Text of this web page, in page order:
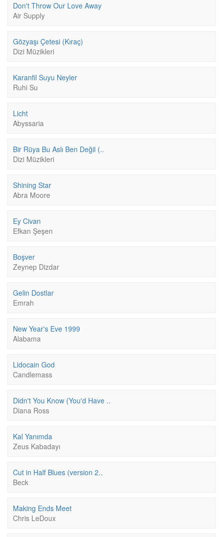
Don't Throw Our Love Away
Air Supply
Gözyaşı Çetesi (Kıraç)
Dizi Müzikleri
Karanfil Suyu Neyler
Ruhi Su
Licht
Abyssaria
Bir Rüya Bu Aslı Ben Değil (..
Dizi Müzikleri
Shining Star
Abra Moore
Ey Civan
Efkan Şeşen
Boşver
Zeynep Dizdar
Gelin Dostlar
Emrah
New Year's Eve 1999
Alabama
Lidocain God
Candlemass
Didn't You Know (You'd Have ..
Diana Ross
Kal Yanımda
Zeus Kabadayı
Cut in Half Blues (version 2..
Beck
Making Ends Meet
Chris LeDoux